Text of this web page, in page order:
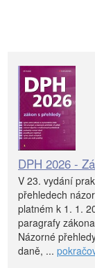
DPH 2026 -
V 23. vydání
přehledech
platném k 1. 1.
paragrafy
Názorné
daně, ...